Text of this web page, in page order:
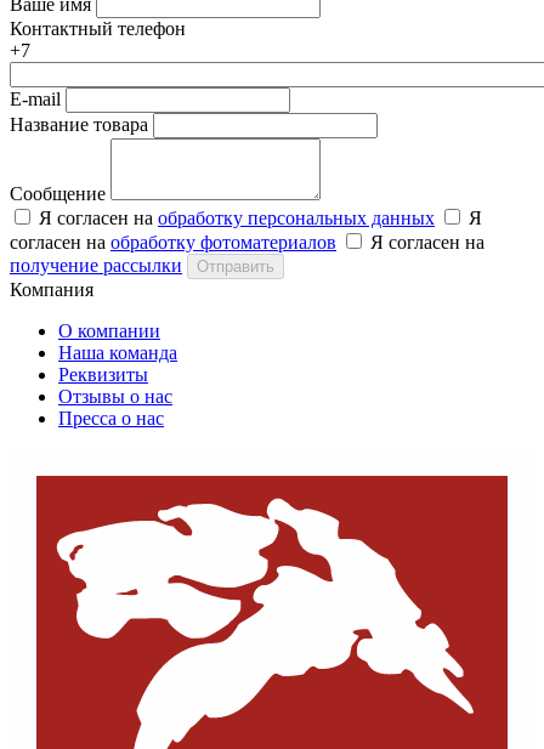
Контактный телефон
+7
E-mail
Название товара
Сообщение
Я согласен на обработку персональных данных
Я
согласен на обработку фотоматериалов
Я согласен на
получение рассылки
Отправить
Компания
О компании
Наша команда
Реквизиты
Отзывы о нас
Пресса о нас